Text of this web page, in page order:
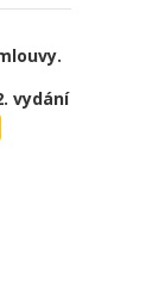
vydání